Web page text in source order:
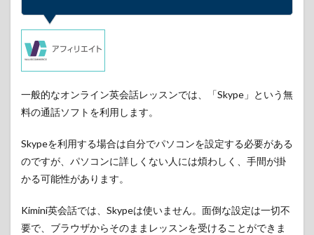
英会
話の
魅力
⑤：
ース
べる
Kimini
英会
話の
⑥：
親し
みや
一般的なオンライン英会話レッスンでは、「Skype」という無
料の通話ソフトを利用します。
Skypeを利用する場合は自分でパソコンを設定する必要がある
のですが、パソコンに詳しくない人には煩わしく、手間が掛
かる可能性があります。
Kimini英会話では、Skypeは使いません。面倒な設定は一切不
要で、ブラウザからそのままレッスンを受けることができま